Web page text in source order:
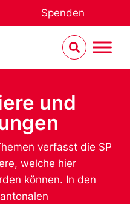
Spenden
und
verfasst die SP
welche hier
können. In den